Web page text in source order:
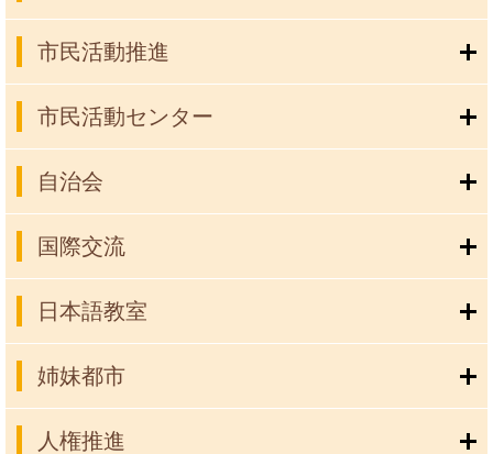
市民活動推進
市民活動センター
自治会
国際交流
日本語教室
姉妹都市
人権推進